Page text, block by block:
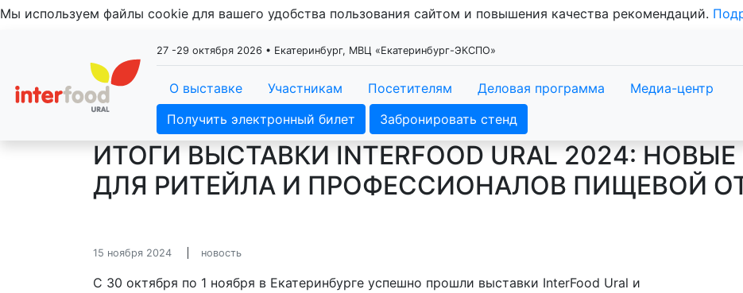
Мы используем файлы cookie для вашего удобства пользования сайтом и повышения качества рекомендаций.
27 -29 октября 2026 • Екатеринбург, МВЦ «Екатеринбург-ЭКСПО»
О выставке Участникам Посетителям Деловая программа
Медиа-центр
Получить электронный билет
Забронировать стенд
ИТОГИ ВЫСТАВКИ INTERFOOD URAL 2024:
ДЛЯ РИТЕЙЛА И ПРОФЕССИОНАЛОВ ПИЩЕВОЙ
15 ноября 2024 новость
С 30 октября по 1 ноября в Екатеринбурге успешно прошли выставки InterFood Ural и